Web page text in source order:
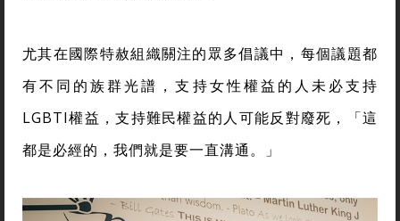
尤其在國際特赦組織關注的眾多倡議中，每個議題都
有不同的族群光譜，支持女性權益的人未必支持
LGBTI權益，支持難民權益的人可能反對廢死，「這
都是必經的，我們就是要一直溝通。」